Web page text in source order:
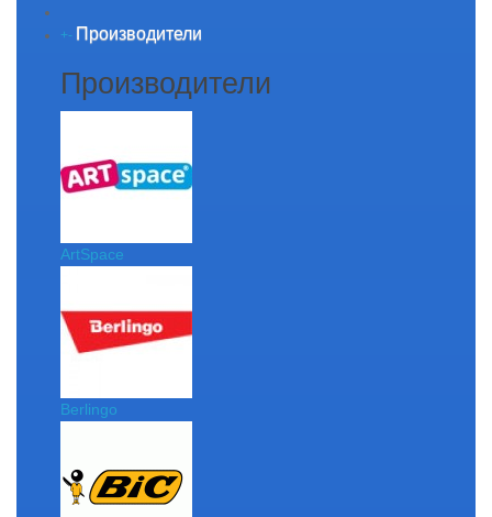
+- Производители
Производители
ArtSpace
Berlingo